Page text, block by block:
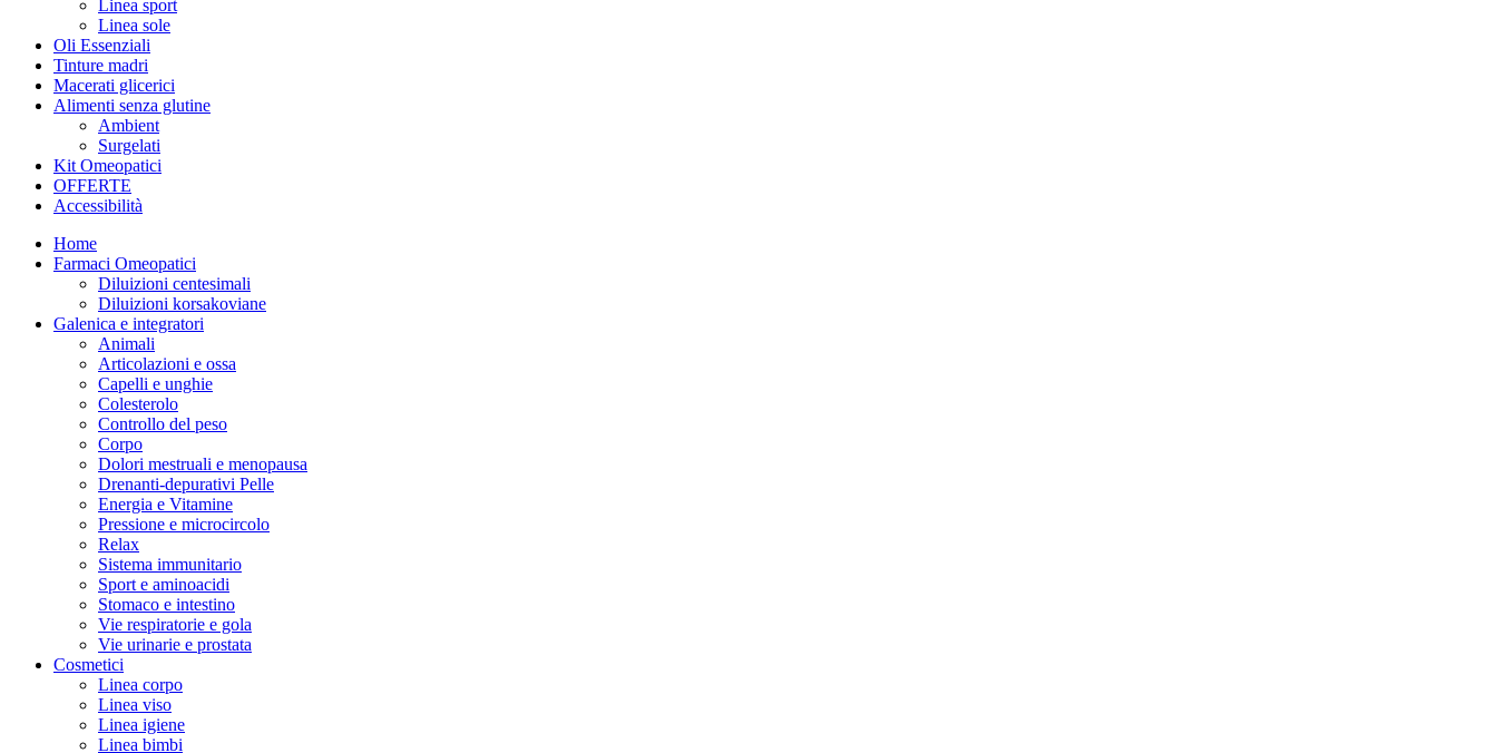
Linea sport
Linea sole
Oli Essenziali
Tinture madri
Macerati glicerici
Alimenti senza glutine
Ambient
Surgelati
Kit Omeopatici
OFFERTE
Accessibilità
Home
Farmaci Omeopatici
Diluizioni centesimali
Diluizioni korsakoviane
Galenica e integratori
Animali
Articolazioni e ossa
Capelli e unghie
Colesterolo
Controllo del peso
Corpo
Dolori mestruali e menopausa
Drenanti-depurativi Pelle
Energia e Vitamine
Pressione e microcircolo
Relax
Sistema immunitario
Sport e aminoacidi
Stomaco e intestino
Vie respiratorie e gola
Vie urinarie e prostata
Cosmetici
Linea corpo
Linea viso
Linea igiene
Linea bimbi